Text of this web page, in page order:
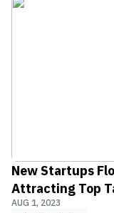
New Startups
Attracting Top
AUG 1, 2023